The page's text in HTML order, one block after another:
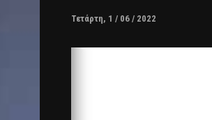
Τετάρτη, 1 / 06 / 2022